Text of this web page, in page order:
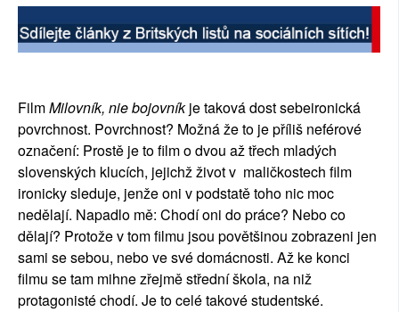
FilmMilovník, nie bojovníkje taková dost sebeironická
povrchnost. Povrchnost? Možná že to je příliš neférové
označení: Prostě je to film o dvou až třech mladých
slovenských klucích, jejichž život v maličkostech film
ironicky sleduje, jenže oni v podstatě toho nic moc
nedělají. Napadlo mě: Chodí oni do práce? Nebo co
dělají? Protože v tom filmu jsou povětšinou zobrazeni jen
sami se sebou, nebo ve své domácnosti. Až ke konci
filmu se tam mihne zřejmě střední škola, na niž
protagonisté chodí. Je to celé takové studentské.